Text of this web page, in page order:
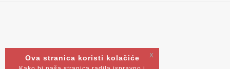
Ova stranica koristi kolačiće x